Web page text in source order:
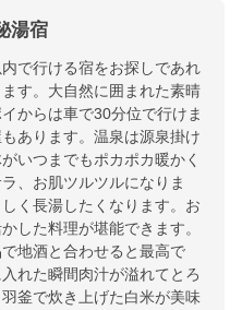
湯宿
で行ける宿をお探しであれ
す。大自然に囲まれた素晴
からは車で30分位で行けま
あります。温泉は源泉掛け
いつまでもポカポカ暖かく
、お肌ツルツルになりま
く長湯したくなります。お
した料理が堪能できます。
地酒と合わせると最高で
れた瞬間肉汁が溢れてとろ
釜で炊き上げた白米が美味